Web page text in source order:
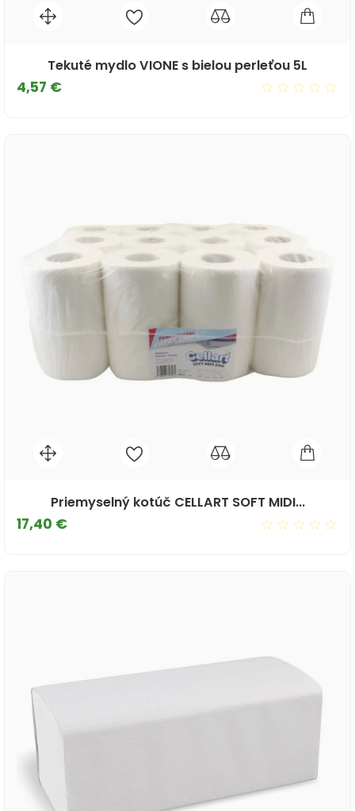
Tekuté mydlo VIONE s bielou perleťou 5L
4,57 €Cena
Priemyselný kotúč CELLART SOFT MIDI...
17,40 €Cena